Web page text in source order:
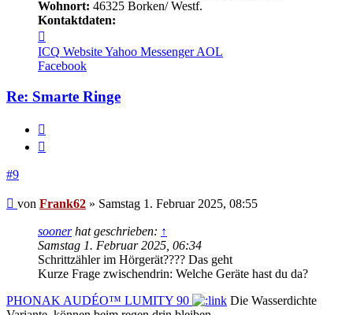
Wohnort: 46325 Borken/ Westf.
Kontaktdaten:
von
Frank62
ICQ WebsiteYahoo Messenger AOL
Facebook
Re: Smarte Ringe
#9
Beitrag
von Frank62 » Samstag 1. Februar 2025, 08:55
soonerhat geschrieben: ↑
Samstag 1. Februar 2025, 06:34
Schrittzähler im Hörgerät???? Das geht
Kurze Frage zwischendrin: Welche Geräte hast du da?
PHONAK AUDÉO™ LUMITY 90
Die Wasserdichte